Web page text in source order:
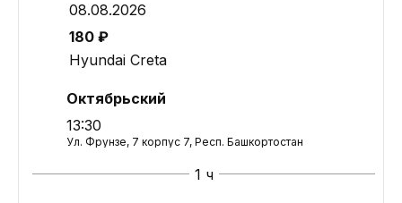
08.08.2026
180 ₽
Hyundai Creta
Октябрьский
13:30
Ул. Фрунзе, 7 корпус 7, Респ. Башкортостан
1 ч